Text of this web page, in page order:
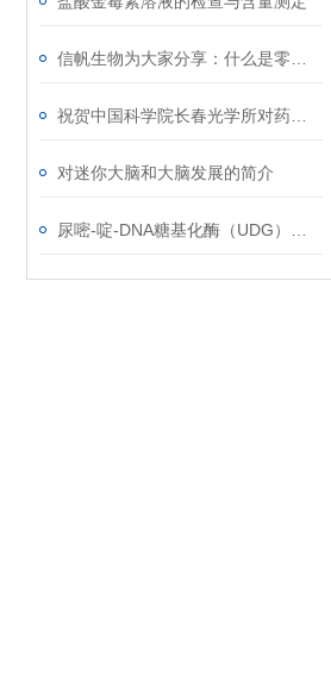
对迷你大脑和大脑发展的简介